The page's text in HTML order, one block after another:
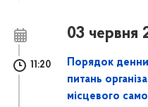
03 червня
11:20
Порядок
питань
місцевого